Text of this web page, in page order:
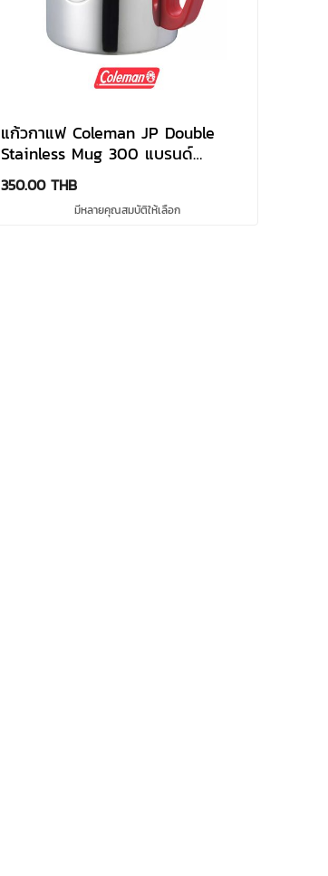
แก้วกาแฟ Coleman JP Double
Stainless Mug 300 แบรนด์
Coleman
350.00 THB
มีหลายคุณสมบัติให้เลือก